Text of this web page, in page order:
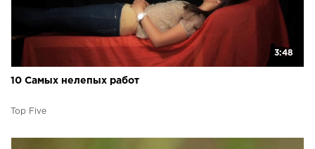
3:48
10 Самых нелепых работ
Top Five